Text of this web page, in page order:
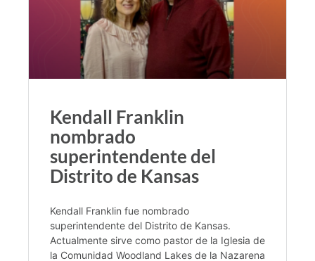
Kendall Franklin
nombrado
superintendente del
Distrito de Kansas
Kendall Franklin fue nombrado
superintendente del Distrito de Kansas.
Actualmente sirve como pastor de la Iglesia de
la Comunidad Woodland Lakes de la Nazarena